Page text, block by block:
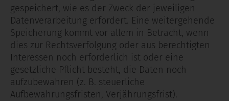
gespeichert, wie es der Zweck der jeweiligen
Datenverarbeitung erfordert. Eine weitergehende
Speicherung kommt vor allem in Betracht, wenn
dies zur Rechtsverfolgung oder aus berechtigten
Interessen noch erforderlich ist oder eine
gesetzliche Pflicht besteht, die Daten noch
aufzubewahren (z. B. steuerliche
Aufbewahrungsfristen, Verjährungsfrist).